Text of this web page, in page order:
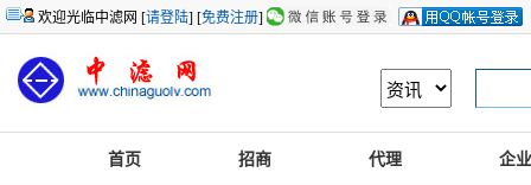
欢迎光临中滤网 [请登陆] [免费注册]
首页 招商 代理 企业